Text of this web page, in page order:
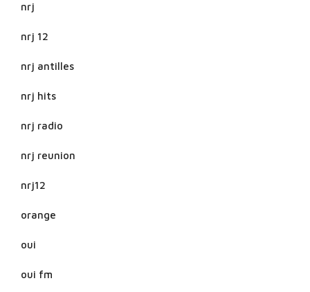
nrj
nrj 12
nrj antilles
nrj hits
nrj radio
nrj reunion
nrj12
orange
oui
oui fm